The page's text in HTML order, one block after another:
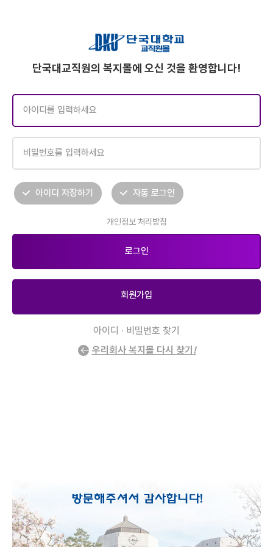
단국대교직원의 복지몰에 오신 것을 환영합니다!
아이디 저장하기 자동 로그인
개인정보 처리방침
회원가입
아이디 · 비밀번호 찾기
우리회사 복지몰 다시 찾기 !